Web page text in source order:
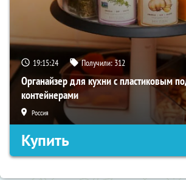
19:15:24 Получили: 312
Органайзер для кухни с пластиковым
контейнерами
Россия
Купить